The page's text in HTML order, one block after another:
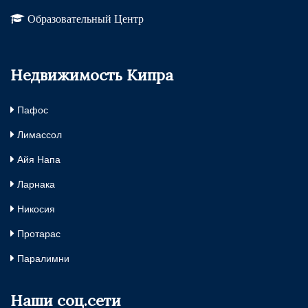
Образовательный Центр
Недвижимость Кипра
Пафос
Лимассол
Айя Напа
Ларнака
Никосия
Протарас
Паралимни
Наши соц.сети